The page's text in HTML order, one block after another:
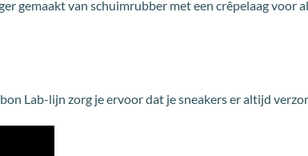
gemaakt van schuimrubber met een crêpelaag
Lab-lijn zorg je ervoor dat je sneakers er altijd